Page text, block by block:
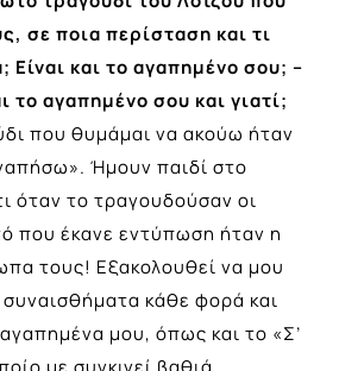
σε ποια περίσταση και τι
Είναι και το αγαπημένο σου; –
το αγαπημένο σου και γιατί;
που θυμάμαι να ακούω ήταν
Ήμουν παιδί στο
όταν το τραγουδούσαν οι
που έκανε εντύπωση ήταν η
τους! Εξακολουθεί να μου
συναισθήματα κάθε φορά και
μου, όπως και το «Σ’